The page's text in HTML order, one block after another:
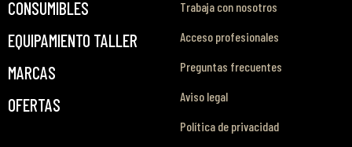
CONSUMIBLES
EQUIPAMIENTO TALLER
MARCAS
OFERTAS
Trabaja con nosotros
Acceso profesionales
Preguntas frecuentes
Aviso legal
Política de privacidad